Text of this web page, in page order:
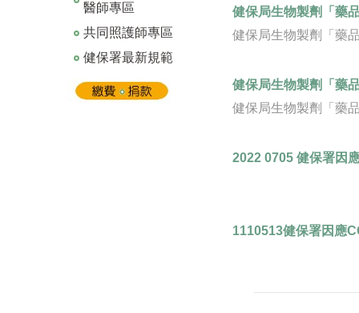
醫師專區
共同照護師專區
健保署最新規範
健保局生物製劑「藥
健保局生物製劑「藥
健保局生物製劑「藥
健保局生物製劑「藥
2022 0705 健保署因
1110513健保署因應